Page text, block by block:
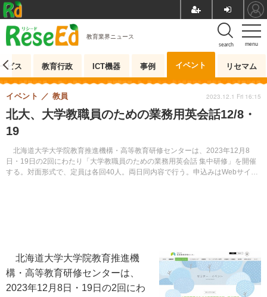
menu
search
教育業界ニュース
ビス 教育行政 ICT機器 事例 イベント リセマム
北大、大学教職員のための業務用英会話12/8・
19
北海道大学大学院教育推進機構・高等教育研修センターは、2023年12月8
日・19日の2回にわたり「大学教職員のための業務用英会話 集中研修」を開催
する。対面形式で、定員は各回40人。両日同内容で行う。申込みはWebサイト
イベント 教員 2023.12.1 Fri 16:15
北海道大学大学院教育推進機
構・高等教育研修センターは、
2023年12月8日・19日の2回にわ